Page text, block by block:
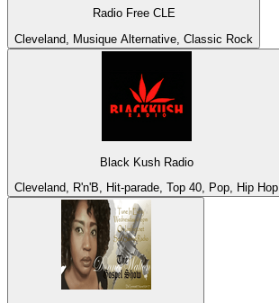
Radio Free CLE
Cleveland, Musique Alternative, Classic Rock
Black Kush Radio
Cleveland, R'n'B, Hit-parade, Top 40, Pop, Hip Hop